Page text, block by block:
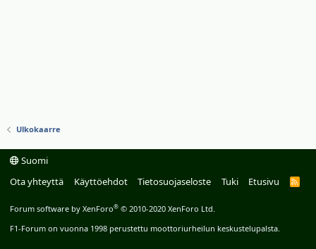
Ulkokaarre
Suomi
Ota yhteyttä
Käyttöehdot Tietosuojaseloste Tuki Etusivu
R
Forum software by XenForo® © 2010-2020 XenForo Ltd.
F1-Forum on vuonna 1998 perustettu moottoriurheilun keskustelupalsta.